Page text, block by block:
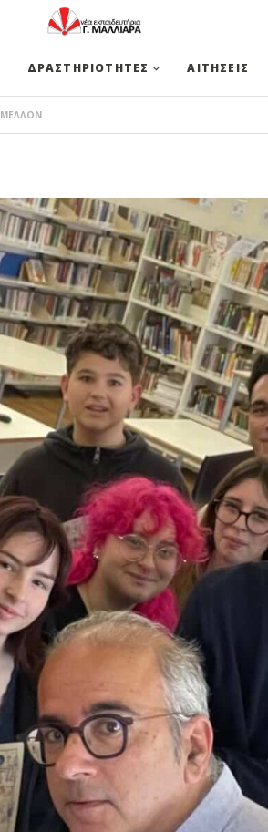
ΔΡΑΣΤΗΡΙΟΤΗΤΕΣ ΑΙΤΗΣΕΙΣ
ΜΕΛΛΟΝ